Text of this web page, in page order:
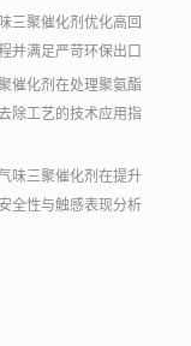
三聚催化剂优化高回
并满足严苛环保出口
催化剂在处理聚氨酯
除工艺的技术应用指
味三聚催化剂在提升
全性与触感表现分析